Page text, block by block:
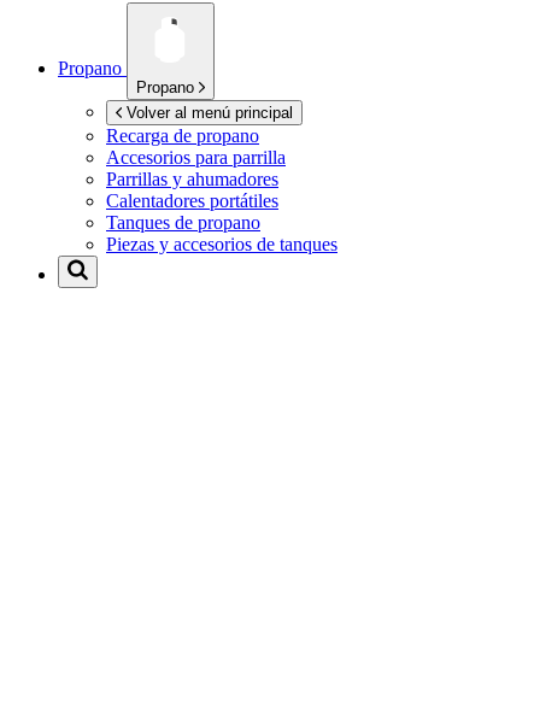
Propano
Propano
Volver al menú principal
Recarga de propano
Accesorios para parrilla
Parrillas y ahumadores
Calentadores portátiles
Tanques de propano
Piezas y accesorios de tanques